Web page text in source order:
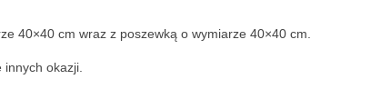
40×40 cm wraz z poszewką o wymiarze 40×40 cm.
okazji.